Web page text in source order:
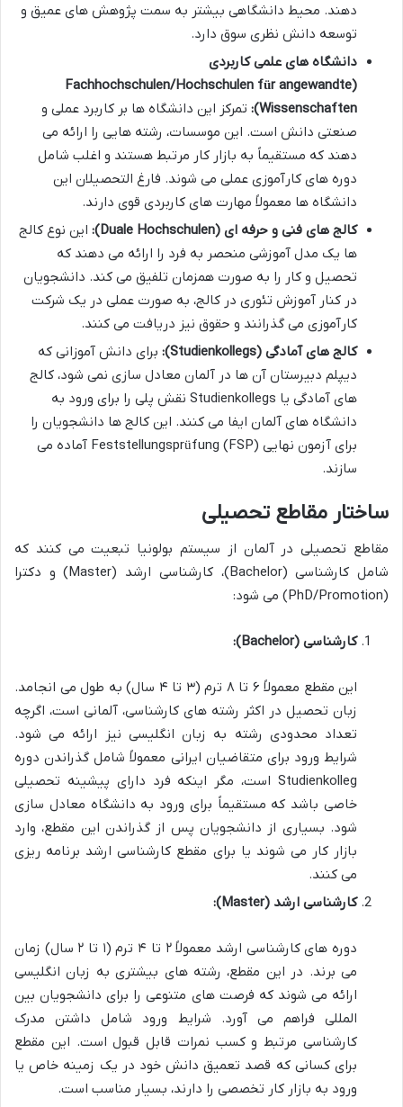
دهند. محیط دانشگاهی بیشتر به سمت پژوهش های عمیق و
توسعه دانش نظری سوق دارد.
دانشگاه های علمی کاربردی
(Fachhochschulen/Hochschulen für angewandte
Wissenschaften):
تمرکز این دانشگاه ها بر کاربرد عملی و
صنعتی دانش است. این موسسات، رشته هایی را ارائه می
دهند که مستقیماً به بازار کار مرتبط هستند و اغلب شامل
دوره های کارآموزی عملی می شوند. فارغ التحصیلان این
دانشگاه ها معمولاً مهارت های کاربردی قوی دارند.
کالج های فنی و حرفه ای (Duale Hochschulen):
این نوع کالج
ها یک مدل آموزشی منحصر به فرد را ارائه می دهند که
تحصیل و کار را به صورت همزمان تلفیق می کند. دانشجویان
در کنار آموزش تئوری در کالج، به صورت عملی در یک شرکت
کارآموزی می گذرانند و حقوق نیز دریافت می کنند.
کالج های آمادگی (Studienkollegs):
برای دانش آموزانی که
دیپلم دبیرستان آن ها در آلمان معادل سازی نمی شود، کالج
های آمادگی یا Studienkollegs نقش پلی را برای ورود به
دانشگاه های آلمان ایفا می کنند. این کالج ها دانشجویان را
برای آزمون نهایی Feststellungsprüfung (FSP) آماده می
سازند.
ساختار مقاطع تحصیلی
مقاطع تحصیلی در آلمان از سیستم بولونیا تبعیت می کنند که
شامل کارشناسی (Bachelor)، کارشناسی ارشد (Master) و دکترا
(PhD/Promotion) می شود:
کارشناسی (Bachelor):
این مقطع معمولاً ۶ تا ۸ ترم (۳ تا ۴ سال) به طول می انجامد.
زبان تحصیل در اکثر رشته های کارشناسی، آلمانی است، اگرچه
تعداد محدودی رشته به زبان انگلیسی نیز ارائه می شود.
شرایط ورود برای متقاضیان ایرانی معمولاً شامل گذراندن دوره
Studienkolleg است، مگر اینکه فرد دارای پیشینه تحصیلی
خاصی باشد که مستقیماً برای ورود به دانشگاه معادل سازی
شود. بسیاری از دانشجویان پس از گذراندن این مقطع، وارد
بازار کار می شوند یا برای مقطع کارشناسی ارشد برنامه ریزی
می کنند.
کارشناسی ارشد (Master):
دوره های کارشناسی ارشد معمولاً ۲ تا ۴ ترم (۱ تا ۲ سال) زمان
می برند. در این مقطع، رشته های بیشتری به زبان انگلیسی
ارائه می شوند که فرصت های متنوعی را برای دانشجویان بین
المللی فراهم می آورد. شرایط ورود شامل داشتن مدرک
کارشناسی مرتبط و کسب نمرات قابل قبول است. این مقطع
برای کسانی که قصد تعمیق دانش خود در یک زمینه خاص یا
ورود به بازار کار تخصصی را دارند، بسیار مناسب است.